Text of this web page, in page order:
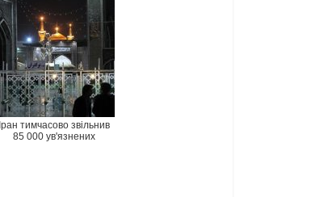
Іран тимчасово звільнив
85 000 ув'язнених